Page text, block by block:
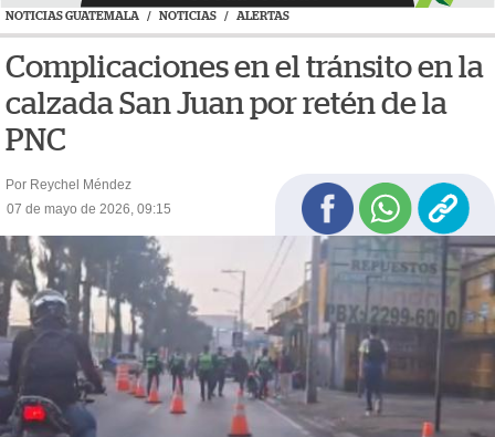
NOTICIAS GUATEMALA / NOTICIAS / ALERTAS
Complicaciones en el tránsito en la
calzada San Juan por retén de la
PNC
Por Reychel Méndez
07 de mayo de 2026, 09:15